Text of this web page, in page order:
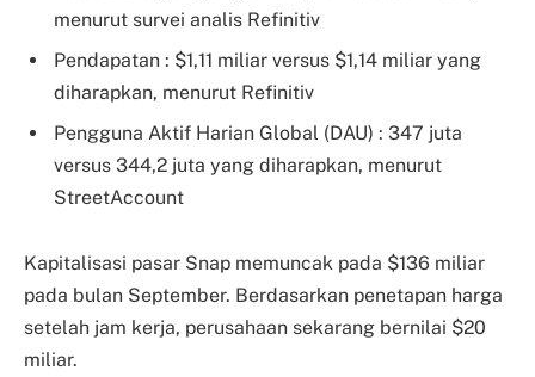
menurut survei analis Refinitiv
Pendapatan : $1,11 miliar versus $1,14 miliar yang
diharapkan, menurut Refinitiv
Pengguna Aktif Harian Global (DAU) : 347 juta
versus 344,2 juta yang diharapkan, menurut
StreetAccount
Kapitalisasi pasar Snap memuncak pada $136 miliar
pada bulan September. Berdasarkan penetapan harga
setelah jam kerja, perusahaan sekarang bernilai $20
miliar.